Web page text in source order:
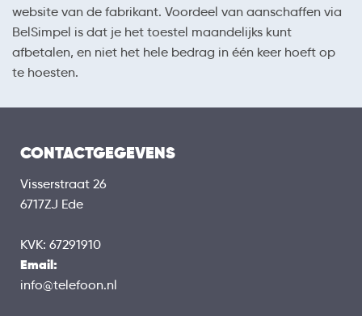
website van de fabrikant. Voordeel van aanschaffen via
BelSimpel is dat je het toestel maandelijks kunt
afbetalen, en niet het hele bedrag in één keer hoeft op
te hoesten.
CONTACTGEGEVENS
Visserstraat 26
6717ZJ Ede
KVK: 67291910
Email:
info@telefoon.nl